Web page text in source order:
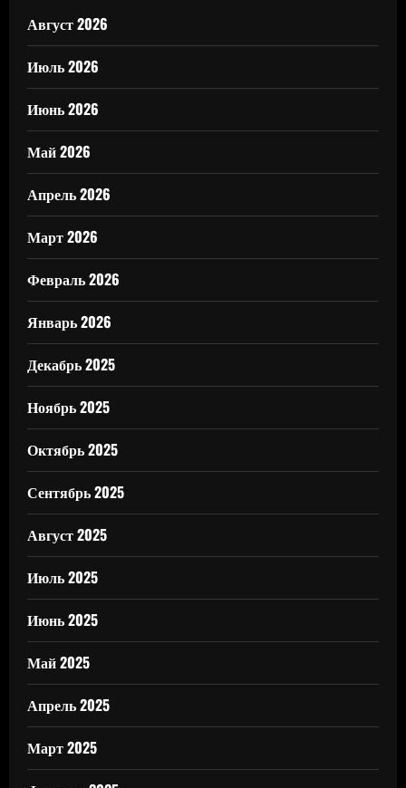
Август 2026
Июль 2026
Июнь 2026
Май 2026
Апрель 2026
Март 2026
Февраль 2026
Январь 2026
Декабрь 2025
Ноябрь 2025
Октябрь 2025
Сентябрь 2025
Август 2025
Июль 2025
Июнь 2025
Май 2025
Апрель 2025
Март 2025